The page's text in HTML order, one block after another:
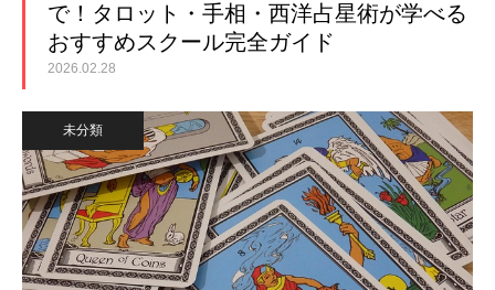
で！タロット・手相・西洋占星術が学べる
おすすめスクール完全ガイド
2026.02.28
未分類